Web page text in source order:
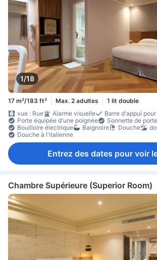
1/18
17 m²/183 ft² Max. 2 adultes
1 lit double
vue : Rue
Alarme visuelle
Barre d'appui
Porte équipée d'une poignée
Sonnette de
Bouilloire électrique
Baignoire Douche
Douche à l'italienne
Entrez des dates pour voir
Chambre Supérieure (Superior Room)